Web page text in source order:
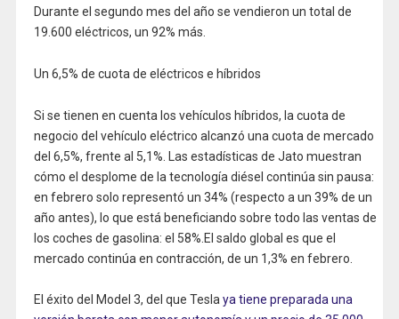
Durante el segundo mes del año se vendieron un total de
19.600 eléctricos, un 92% más.
Un 6,5% de cuota de eléctricos e híbridos
Si se tienen en cuenta los vehículos híbridos, la cuota de
negocio del vehículo eléctrico alcanzó una cuota de mercado
del 6,5%, frente al 5,1%. Las estadísticas de Jato muestran
cómo el desplome de la tecnología diésel continúa sin pausa:
en febrero solo representó un 34% (respecto a un 39% de un
año antes), lo que está beneficiando sobre todo las ventas de
los coches de gasolina: el 58%.El saldo global es que el
mercado continúa en contracción, de un 1,3% en febrero.
El éxito del Model 3, del que Teslaya tiene preparada una